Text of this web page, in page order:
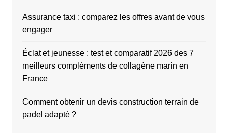
Assurance taxi : comparez les offres avant de vous
engager
Éclat et jeunesse : test et comparatif 2026 des 7
meilleurs compléments de collagène marin en
France
Comment obtenir un devis construction terrain de
padel adapté ?